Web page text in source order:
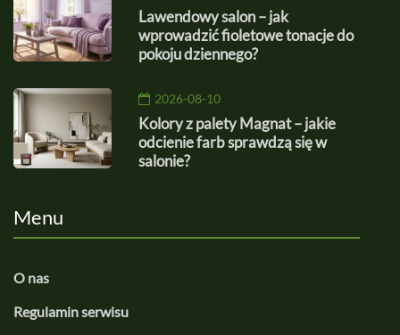
Lawendowy salon – jak
wprowadzić fioletowe tonacje do
pokoju dziennego?
2026-08-10
Kolory z palety Magnat – jakie
odcienie farb sprawdzą się w
salonie?
Menu
O nas
Regulamin serwisu